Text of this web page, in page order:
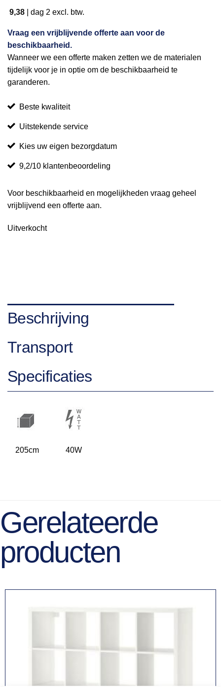
9,38 dag 2 excl. btw.
Vraag een vrijblijvende offerte aan voor de
beschikbaarheid.
Wanneer we een offerte maken zetten we de materialen
tijdelijk voor je in optie om de beschikbaarheid te
garanderen.
Beste kwaliteit
Uitstekende service
Kies uw eigen bezorgdatum
9,2/10 klantenbeoordeling
Voor beschikbaarheid en mogelijkheden vraag geheel
vrijblijvend een offerte aan.
Uitverkocht
Beschrijving
Transport
Specificaties
205cm 40W
Gerelateerde
producten